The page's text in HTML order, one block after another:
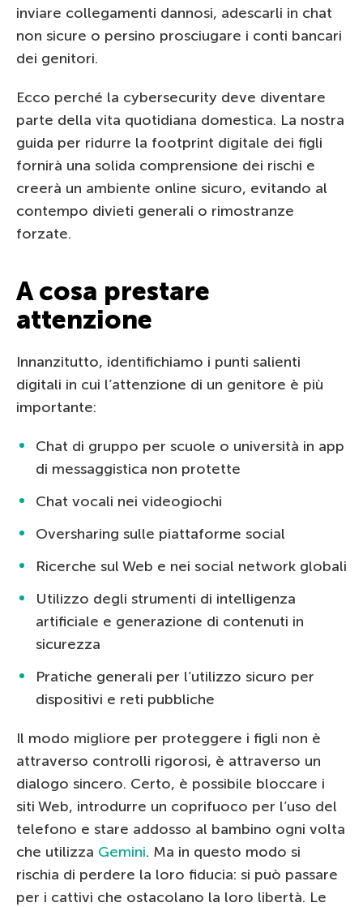
inviare collegamenti dannosi, adescarli in chat
non sicure o persino prosciugare i conti bancari
dei genitori.
Ecco perché la cybersecurity deve diventare
parte della vita quotidiana domestica. La nostra
guida per ridurre la footprint digitale dei figli
fornirà una solida comprensione dei rischi e
creerà un ambiente online sicuro, evitando al
contempo divieti generali o rimostranze
forzate.
A cosa prestare
attenzione
Innanzitutto, identifichiamo i punti salienti
digitali in cui l’attenzione di un genitore è più
importante:
Chat di gruppo per scuole o università in app
di messaggistica non protette
Chat vocali nei videogiochi
Oversharing sulle piattaforme social
Ricerche sul Web e nei social network globali
Utilizzo degli strumenti di intelligenza
artificiale e generazione di contenuti in
sicurezza
Pratiche generali per l’utilizzo sicuro per
dispositivi e reti pubbliche
Il modo migliore per proteggere i figli non è
attraverso controlli rigorosi, è attraverso un
dialogo sincero. Certo, è possibile bloccare i
siti Web, introdurre un coprifuoco per l’uso del
telefono e stare addosso al bambino ogni volta
che utilizza Gemini. Ma in questo modo si
rischia di perdere la loro fiducia: si può passare
per i cattivi che ostacolano la loro libertà. Le